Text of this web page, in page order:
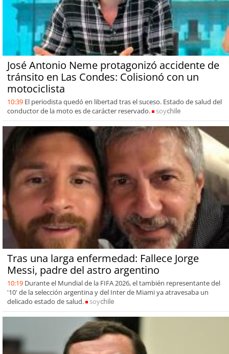
José Antonio Neme protagonizó accidente de
tránsito en Las Condes: Colisionó con un
motociclista
10:39 El periodista quedó en libertad tras el suceso. Estado de salud del
conductor de la moto es de carácter reservado.
soychile
Tras una larga enfermedad: Fallece Jorge
Messi, padre del astro argentino
10:19 Durante el Mundial de la FIFA 2026, el también representante del
'10' de la selección argentina y del Inter de Miami ya atravesaba un
delicado estado de salud.
soychile